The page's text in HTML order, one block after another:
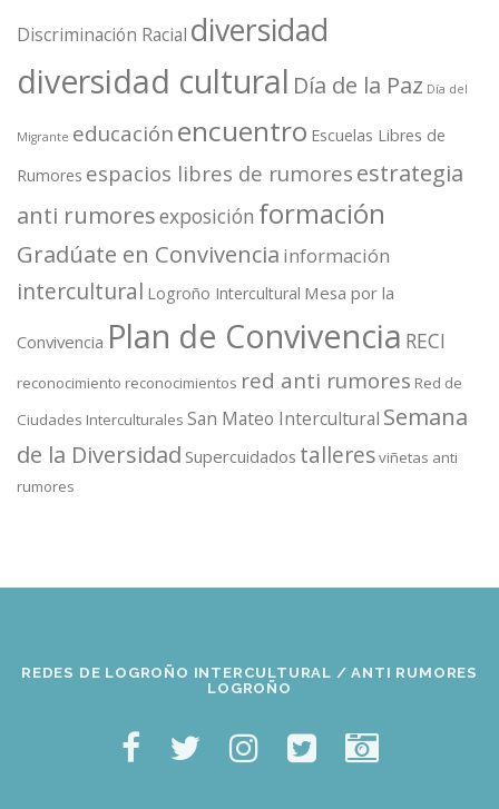
Discriminación Racial diversidad
diversidad cultural Día de la Paz Día del
Migrante educaciónencuentro Escuelas Libres de
Rumores espacios libres de rumores estrategia
anti rumoresexposición formación
Gradúate en Convivencia información
intercultural Logroño Intercultural Mesa por la
Convivencia Plan de Convivencia RECI
reconocimiento reconocimientos red anti rumores Red de
Ciudades Interculturales San Mateo Intercultural Semana
de la Diversidad Supercuidados talleresviñetas anti
rumores
REDES DE LOGROÑO INTERCULTURAL / ANTI RUMORES
LOGROÑO